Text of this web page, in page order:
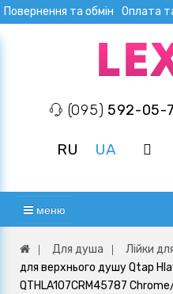
Повернення та обмін Оплата
(095) 592-05-
RU UA
меню
Для душа Лійки
для верхнього душу Qtap
QTHLA107CRM45787